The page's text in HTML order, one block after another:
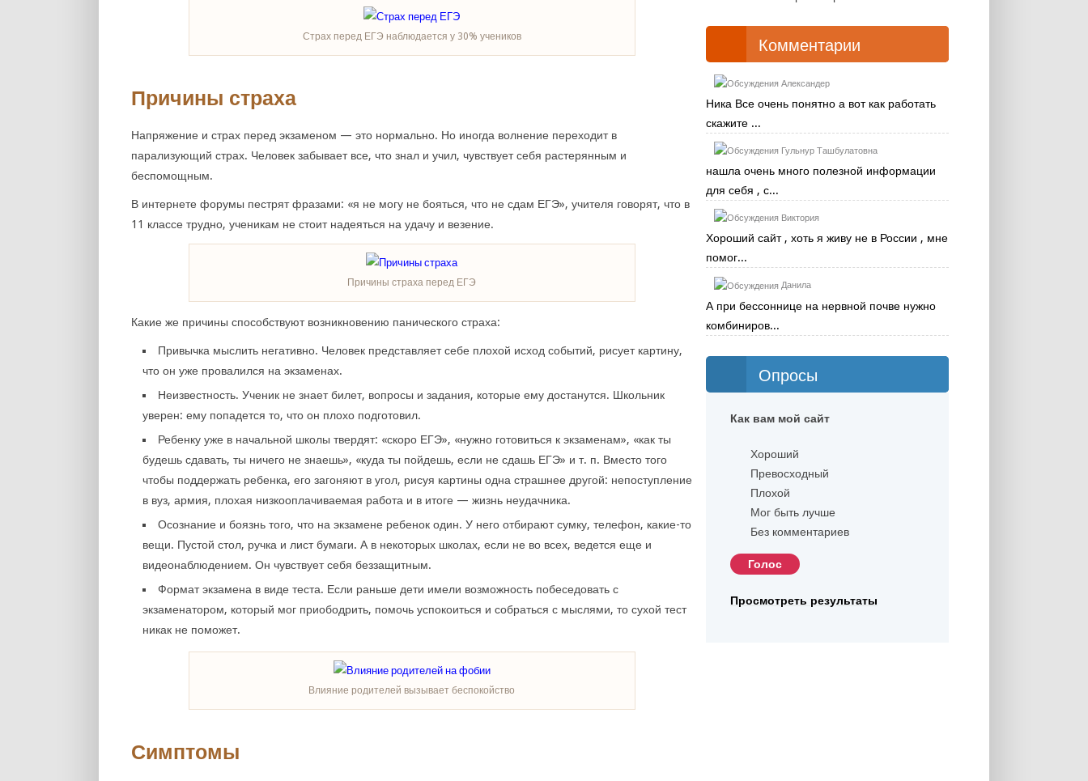
Страх перед ЕГЭ наблюдается у 30% учеников
Причины страха
Напряжение и страх перед экзаменом — это нормально. Но иногда волнение переходит в
парализующий страх. Человек забывает все, что знал и учил, чувствует себя растерянным и
беспомощным.
В интернете форумы пестрят фразами: «я не могу не бояться, что не сдам ЕГЭ», учителя говорят, что в
11 классе трудно, ученикам не стоит надеяться на удачу и везение.
Причины страха перед ЕГЭ
Какие же причины способствуют возникновению панического страха:
Привычка мыслить негативно. Человек представляет себе плохой исход событий, рисует картину,
что он уже провалился на экзаменах.
Неизвестность. Ученик не знает билет, вопросы и задания, которые ему достанутся. Школьник
уверен: ему попадется то, что он плохо подготовил.
Ребенку уже в начальной школы твердят: «скоро ЕГЭ», «нужно готовиться к экзаменам», «как ты
будешь сдавать, ты ничего не знаешь», «куда ты пойдешь, если не сдашь ЕГЭ» и т. п. Вместо того
чтобы поддержать ребенка, его загоняют в угол, рисуя картины одна страшнее другой: непоступление
в вуз, армия, плохая низкооплачиваемая работа и в итоге — жизнь неудачника.
Осознание и боязнь того, что на экзамене ребенок один. У него отбирают сумку, телефон, какие-то
вещи. Пустой стол, ручка и лист бумаги. А в некоторых школах, если не во всех, ведется еще и
видеонаблюдением. Он чувствует себя беззащитным.
Формат экзамена в виде теста. Если раньше дети имели возможность побеседовать с
экзаменатором, который мог приободрить, помочь успокоиться и собраться с мыслями, то сухой тест
никак не поможет.
Влияние родителей вызывает беспокойство
Симптомы
Комментарии
Александер
Ника Все очень понятно а вот как работать
скажите ...
Гульнур Ташбулатовна
нашла очень много полезной информации
для себя , с...
Виктория
Хороший сайт , хоть я живу не в России , мне
помог...
Данила
А при бессоннице на нервной почве нужно
комбиниров...
Опросы
Как вам мой сайт
Хороший
Превосходный
Плохой
Мог быть лучше
Без комментариев
Просмотреть результаты